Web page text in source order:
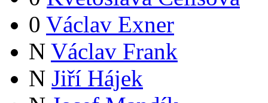
0 Václav Exner
N Václav Frank
N Jiří Hájek